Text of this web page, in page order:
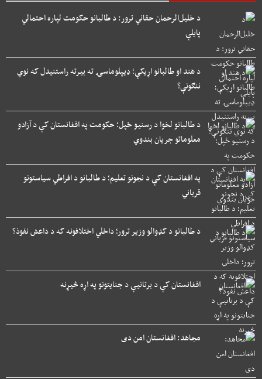
د خلیل‌الرحمان حقاني ترور: د طالبانو حکومت لپاره احتمالي
پایلې
د هند او طالبانو اړیکې؛ ډیپلوماسۍ ته بیرته راستنیدل که نوي
ننګونې؟
د طالبانو لخوا د رسنیو ځپل؛ حکومت په افغانستان کې د آزادو
معلوماتو جریان بندوي
په افغانستان کې د نجونو تعلیم؛ د طالبانو د افراطي سیاستونو
قرباني
د طالبانو د کډوالو وزیر ترور؛ داخلي اختلافونه که د داعش نفوذ؟
افغانستان کې د برتانیې د جنایتونو په اړه څیړنه
مجاهد: افغانستان امن دی